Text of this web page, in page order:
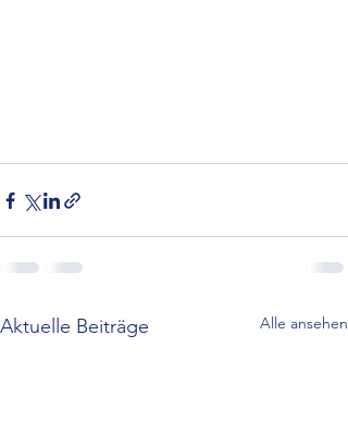
Aktuelle Beiträge Alle ansehen